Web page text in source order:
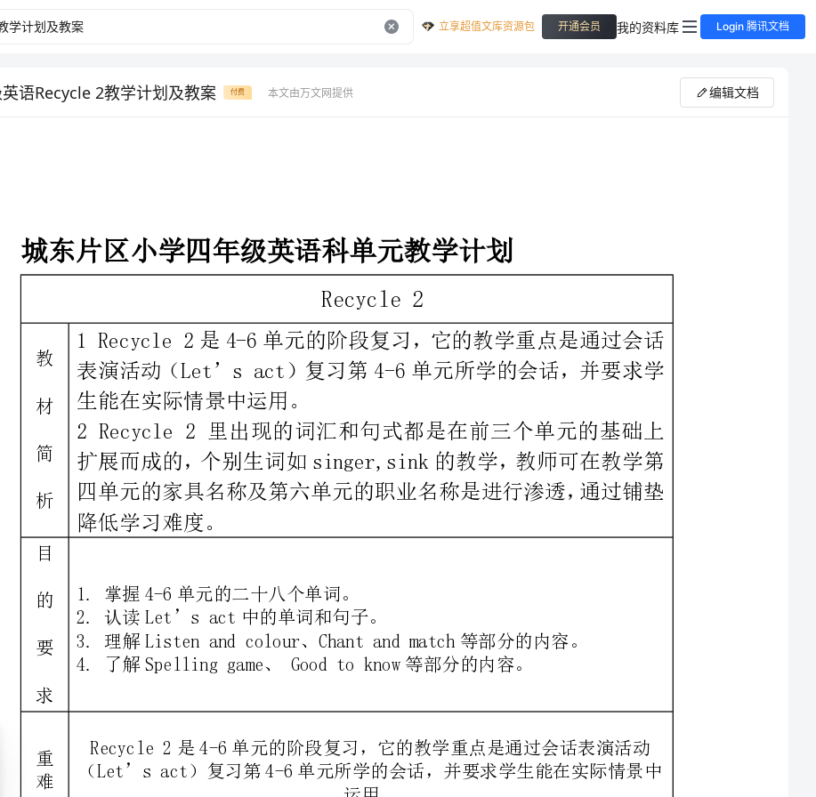
立享超值文库资源包 开通会员 我的资料库 Login 腾讯文档
语Recycle 2教学计划及教案 付费 本文由万文网提供 编辑文档
Recycle2
第三课时:ChantandmatchLet’ssing
1Recycle2是4-6单元的阶段复习，它的教学重点是通过会话
表演活动（Let’sact）复习第4-6单元所学的会话，并要求学
2Recycle2里出现的词汇和句式都是在前三个单元的基础上
扩展而成的，个别生词如singer,sink的教学，教师可在教学第
四单元的家具名称及第六单元的职业名称是进行渗透，通过铺垫
降低学习难度。
掌握4-6单元的二十八个单词。
认读Let’sact中的单词和句子。
理解Listenandcolour、Chantandmatch等部分的内容。
运用。
教学内容课时数
第一课时:Let’sact